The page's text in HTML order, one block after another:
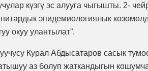
күзгү эс алууга чыгышты. 2-
эпидемиологиялык
окуу улантылат”.
Курал Абдысатаров сасык
аз болуп жаткандыгын